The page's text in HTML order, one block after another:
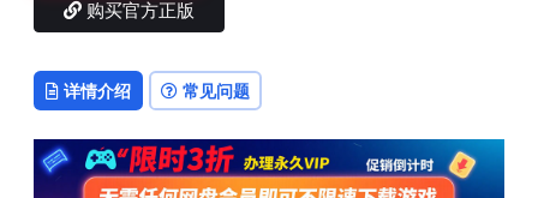
购买官方正版
详情介绍 常见问题